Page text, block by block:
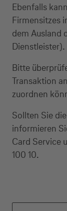
Ebenfalls
Firmensitzes
dem Ausland
Dienstleister).
Bitte
Transaktion
zuordnen
Sollten Sie
informieren
Card Service
100 10.